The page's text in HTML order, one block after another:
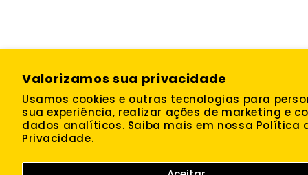
Valorizamos sua privacidade
Usamos cookies e outras tecnologias para
sua experiência, realizar ações de marketing e
dados analíticos. Saiba mais em nossa Política
Privacidade.